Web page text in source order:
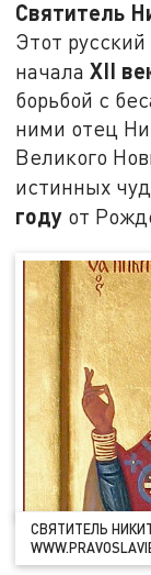
Святитель
Этот русский
началаXII
борьбой с
ними отец
Великого
истинных
году от
СВЯТИТЕЛЬ